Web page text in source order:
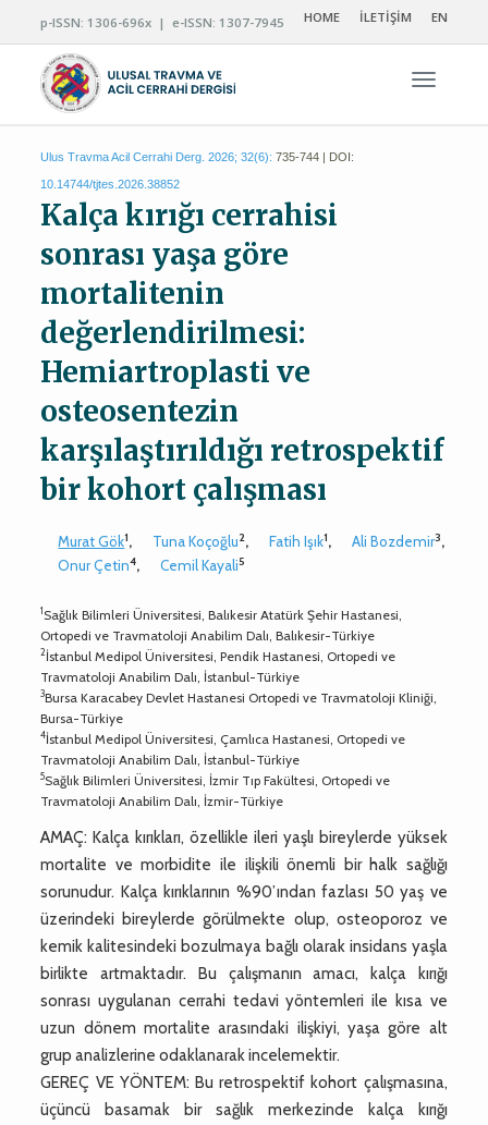
p-ISSN: 1306-696x | e-ISSN: 1307-7945 HOME İLETİŞİM EN
Ulus Travma Acil Cerrahi Derg. 2026; 32(6): 735-744 | DOI:
10.14744/tjtes.2026.38852
Kalça kırığı cerrahisi
sonrası yaşa göre
mortalitenin
değerlendirilmesi:
Hemiartroplasti ve
osteosentezin
karşılaştırıldığı retrospektif
bir kohort çalışması
Murat Gök1, Tuna Koçoğlu2, Fatih Işık1, Ali Bozdemir3,
Onur Çetin4, Cemil Kayali5
1Sağlık Bilimleri Üniversitesi, Balıkesir Atatürk Şehir Hastanesi,
Ortopedi ve Travmatoloji Anabilim Dalı, Balıkesir-Türkiye
2İstanbul Medipol Üniversitesi, Pendik Hastanesi, Ortopedi ve
Travmatoloji Anabilim Dalı, İstanbul-Türkiye
3Bursa Karacabey Devlet Hastanesi Ortopedi ve Travmatoloji Kliniği,
Bursa-Türkiye
4İstanbul Medipol Üniversitesi, Çamlıca Hastanesi, Ortopedi ve
Travmatoloji Anabilim Dalı, İstanbul-Türkiye
5Sağlık Bilimleri Üniversitesi, İzmir Tıp Fakültesi, Ortopedi ve
Travmatoloji Anabilim Dalı, İzmir-Türkiye
AMAÇ: Kalça kırıkları, özellikle ileri yaşlı bireylerde yüksek
mortalite ve morbidite ile ilişkili önemli bir halk sağlığı
sorunudur. Kalça kırıklarının %90’ından fazlası 50 yaş ve
üzerindeki bireylerde görülmekte olup, osteoporoz ve
kemik kalitesindeki bozulmaya bağlı olarak insidans yaşla
birlikte artmaktadır. Bu çalışmanın amacı, kalça kırığı
sonrası uygulanan cerrahi tedavi yöntemleri ile kısa ve
uzun dönem mortalite arasındaki ilişkiyi, yaşa göre alt
grup analizlerine odaklanarak incelemektir.
GEREÇ VE YÖNTEM: Bu retrospektif kohort çalışmasına,
üçüncü basamak bir sağlık merkezinde kalça kırığı